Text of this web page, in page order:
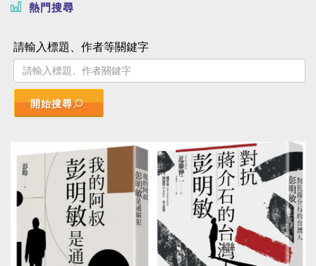
熱門搜尋
請輸入標題、作者等關鍵字
開始搜尋